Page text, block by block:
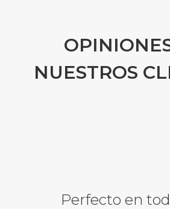
NUESTROS
Perfecto en